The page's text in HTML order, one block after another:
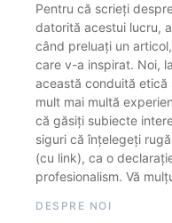
Pentru că scrieți
datorită acestui lucru,
când preluați un
care v-a inspirat. Noi,
această conduită etică
mult mai multă
că găsiți subiecte
siguri că înțelegeți
(cu link), ca o
profesionalism. Vă
DESPRE NOI